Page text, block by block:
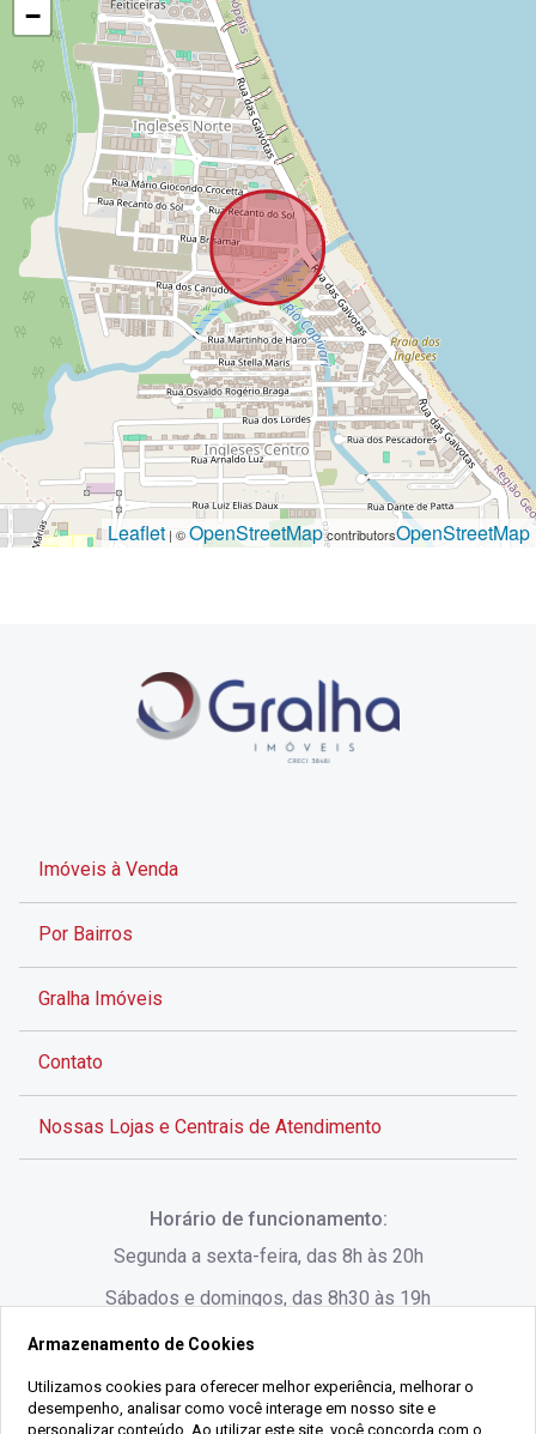
−
Leaflet | ©OpenStreetMapcontributorsOpenStreetMap
Imóveis à Venda
Por Bairros
Gralha Imóveis
Contato
Nossas Lojas e Centrais de Atendimento
Rua Lauro Linhares, 1080 - Trindade, Florianópolis -
SC
(48) 3220-1045
Horário de funcionamento:
Segunda a sexta-feira, das 8h às 20h
Sábados e domingos, das 8h30 às 19h
Armazenamento de Cookies
Utilizamos cookies para oferecer melhor experiência, melhorar o
desempenho, analisar como você interage em nosso site e
personalizar conteúdo. Ao utilizar este site, você concorda com o